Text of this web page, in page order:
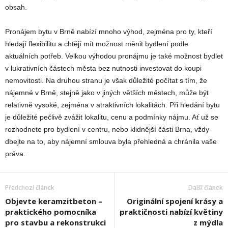
obsah.
Pronájem bytu v Brně nabízí mnoho výhod, zejména pro ty, kteří
hledají flexibilitu a chtějí mít možnost měnit bydlení podle
aktuálních potřeb. Velkou výhodou pronájmu je také možnost bydlet
v lukrativních částech města bez nutnosti investovat do koupi
nemovitosti. Na druhou stranu je však důležité počítat s tím, že
nájemné v Brně, stejně jako v jiných větších městech, může být
relativně vysoké, zejména v atraktivních lokalitách. Při hledání bytu
je důležité pečlivě zvážit lokalitu, cenu a podmínky nájmu. Ať už se
rozhodnete pro bydlení v centru, nebo klidnější části Brna, vždy
dbejte na to, aby nájemní smlouva byla přehledná a chránila vaše
práva.
Předchozí článek
Objevte keramzitbeton –
praktického pomocníka
pro stavbu a rekonstrukci
Další článek
Originální spojení krásy a
praktičnosti nabízí květiny
z mýdla